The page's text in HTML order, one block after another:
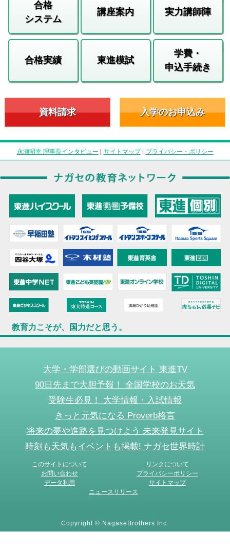
合格
システム
講座案内 実力講師陣
合格実績 東進模試
学費・
申込手続き
資料請求 入学のお申込み
永瀬昭幸 理事長インタビュー | サイトマップ| プライバシー・ポリシー
教育力こそが、国力だと思う。
大学・学部選びの動画サイト 東進TV
90日先まで大胆予報！ 全国学校のお天気
受験生必見！ 大学情報・入試情報
きっと元気になる Proverb格言
将来の夢や進路を見つけよう 未来発見サイト
時刻も天気もイベントも掲載! ナガセ世界時計
このサイトについて
リンクについて
お問い合わせ
プライバシーポリシー
データ利用
サイトマップ
ニュースリリース
Copyright © NagaseBrothers Inc.